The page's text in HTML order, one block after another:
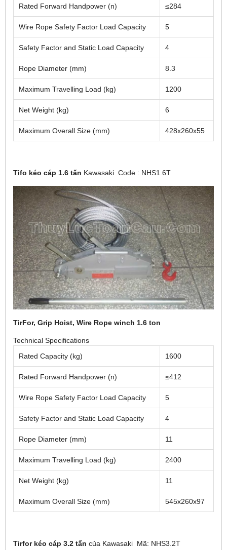
Rated Forward Handpower (n) ≤284
Wire Rope Safety Factor Load Capacity 5
Safety Factor and Static Load Capacity 4
Rope Diameter (mm) 8.3
Maximum Travelling Load (kg) 1200
Net Weight (kg) 6
Maximum Overall Size (mm) 428x260x55
Tifo kéo cáp 1.6 tấn Kawasaki Code : NHS1.6T
TirFor, Grip Hoist, Wire Rope winch 1.6 ton
Technical Specifications
Rated Capacity (kg)
1600
Rated Forward Handpower (n) ≤412
Wire Rope Safety Factor Load Capacity 5
Safety Factor and Static Load Capacity 4
Rope Diameter (mm) 11
Maximum Travelling Load (kg) 2400
Net Weight (kg) 11
Maximum Overall Size (mm) 545x260x97
Tirfor kéo cáp 3.2 tấn của Kawasaki Mã: NHS3.2T